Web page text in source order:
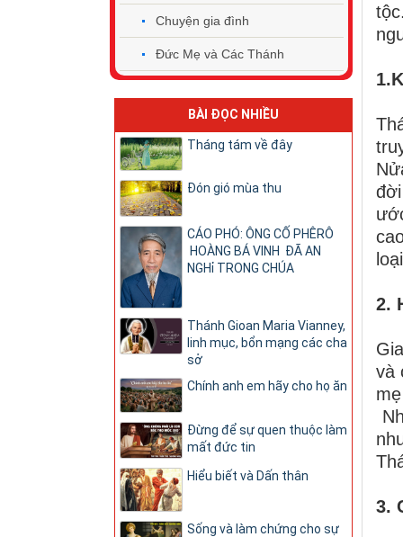
2.
và
3.
Chuyện gia đình
Đức Mẹ và Các Thánh
BÀI ĐỌC NHIỀU
Tháng tám về đây
Đón gió mùa thu
CÁO PHÓ: ÔNG CỐ PHÊRÔ
HOÀNG BÁ VINH ĐÃ AN
NGHỉ TRONG CHÚA
Thánh Gioan Maria Vianney,
linh mục, bổn mạng các cha
sở
Chính anh em hãy cho họ ăn
Đừng để sự quen thuộc làm
mất đức tin
Hiểu biết và Dấn thân
Sống và làm chứng cho sự